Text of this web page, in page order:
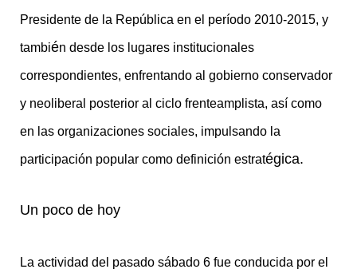
Presidente de la República en el período 2010-2015, y
también desde los lugares institucionales
correspondientes, enfrentando al gobierno conservador
y neoliberal posterior al ciclo frenteamplista, así como
en las organizaciones sociales, impulsando la
participación popular como definición estratégica.
Un poco de hoy
La actividad del pasado sábado 6 fue conducida por el